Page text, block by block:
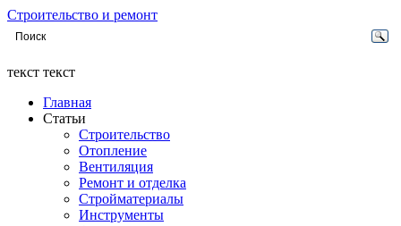
Строительство и ремонт
текст текст
Главная
Статьи
Строительство
Отопление
Вентиляция
Ремонт и отделка
Стройматериалы
Инструменты